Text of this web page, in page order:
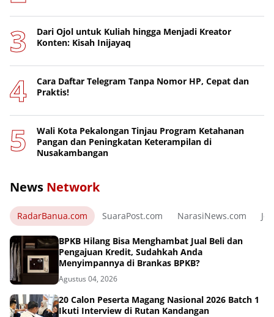
Dari Ojol untuk Kuliah hingga Menjadi Kreator
Konten: Kisah Inijayaq
Cara Daftar Telegram Tanpa Nomor HP, Cepat dan
Praktis!
Wali Kota Pekalongan Tinjau Program Ketahanan
Pangan dan Peningkatan Keterampilan di
Nusakambangan
News Network
RadarBanua.com SuaraPost.com NarasiNews.com
BPKB Hilang Bisa Menghambat Jual Beli dan
Pengajuan Kredit, Sudahkah Anda
Menyimpannya di Brankas BPKB?
Agustus 04, 2026
20 Calon Peserta Magang Nasional 2026 Batch 1
Ikuti Interview di Rutan Kandangan